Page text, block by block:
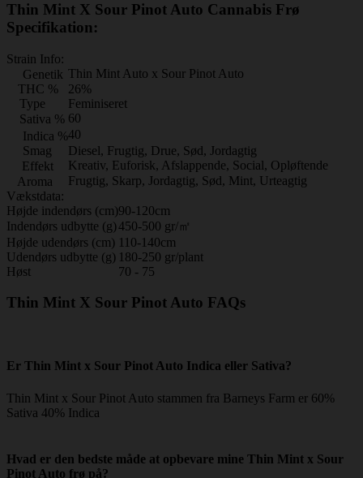
Thin Mint X Sour Pinot Auto Cannabis Frø
Specifikation:
Strain Info:
Genetik Thin Mint Auto x Sour Pinot Auto
THC %
26%
Type
Feminiseret
Sativa % 60
Indica %40
Smag
Diesel, Frugtig, Drue, Sød, Jordagtig
Effekt
Kreativ, Euforisk, Afslappende, Social, Opløftende
Aroma
Frugtig, Skarp, Jordagtig, Sød, Mint, Urteagtig
Vækstdata:
Højde indendørs (cm)90-120cm
Indendørs udbytte (g)450-500 gr/㎡
Højde udendørs (cm) 110-140cm
Udendørs udbytte (g) 180-250 gr/plant
Høst
70 - 75
Thin Mint X Sour Pinot Auto FAQs
Er Thin Mint x Sour Pinot Auto Indica eller Sativa?
Thin Mint x Sour Pinot Auto stammen fra Barneys Farm er 60%
Sativa 40% Indica
Hvad er den bedste måde at opbevare mine Thin Mint x Sour
Pinot Auto frø på?